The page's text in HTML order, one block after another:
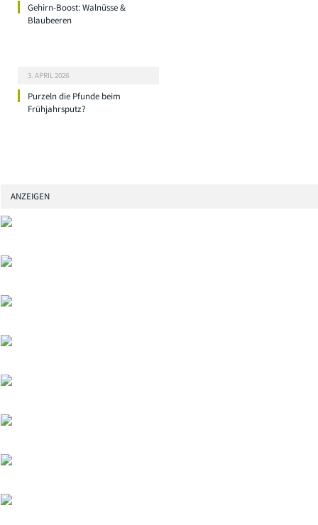
Gehirn-Boost: Walnüsse &
Blaubeeren
3. APRIL 2026
Purzeln die Pfunde beim
Frühjahrsputz?
ANZEIGEN